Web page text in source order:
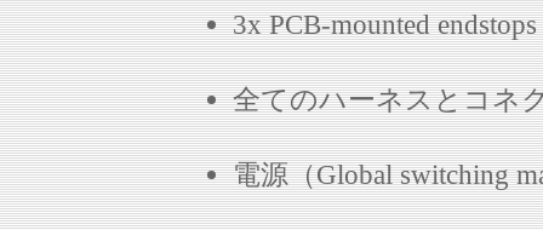
3x PCB-mounted endstops
全てのハーネスとコネ
電源（Global switching